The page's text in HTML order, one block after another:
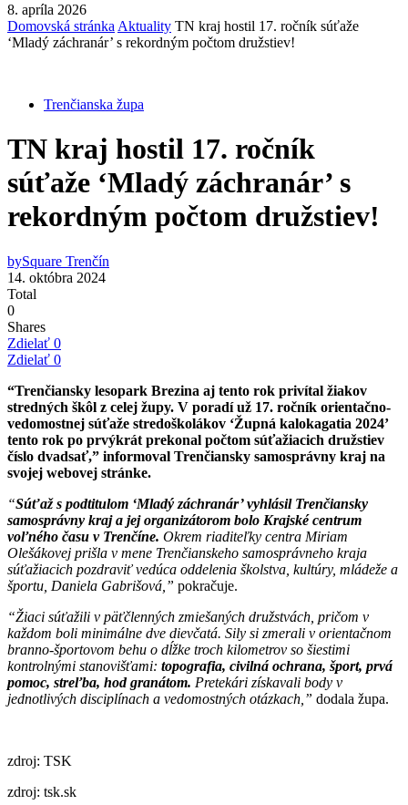
8. apríla 2026
Domovská stránka Aktuality TN kraj hostil 17. ročník súťaže
‘Mladý záchranár’ s rekordným počtom družstiev!
Trenčianska župa
TN kraj hostil 17. ročník
súťaže ‘Mladý záchranár’ s
rekordným počtom družstiev!
bySquare Trenčín
14. októbra 2024
Total
0
Shares
Zdielať 0
Zdielať 0
“Trenčiansky lesopark Brezina aj tento rok privítal žiakov
stredných škôl z celej župy. V poradí už 17. ročník orientačno-
vedomostnej súťaže stredoškolákov ‘Župná kalokagatia 2024’
tento rok po prvýkrát prekonal počtom súťažiacich družstiev
číslo dvadsať,” informoval Trenčiansky samosprávny kraj na
svojej webovej stránke.
“Súťaž s podtitulom ‘Mladý záchranár’ vyhlásil Trenčiansky
samosprávny kraj a jej organizátorom bolo Krajské centrum
voľného času v Trenčíne. Okrem riaditeľky centra Miriam
Olešákovej prišla v mene Trenčianskeho samosprávneho kraja
súťažiacich pozdraviť vedúca oddelenia školstva, kultúry, mládeže a
športu, Daniela Gabrišová,” pokračuje.
“Žiaci súťažili v päťčlenných zmiešaných družstvách, pričom v
každom boli minimálne dve dievčatá. Sily si zmerali v orientačnom
branno-športovom behu o dĺžke troch kilometrov so šiestimi
kontrolnými stanovišťami: topografia, civilná ochrana, šport, prvá
pomoc, streľba, hod granátom. Pretekári získavali body v
jednotlivých disciplínach a vedomostných otázkach,” dodala župa.
zdroj: TSK
zdroj: tsk.sk